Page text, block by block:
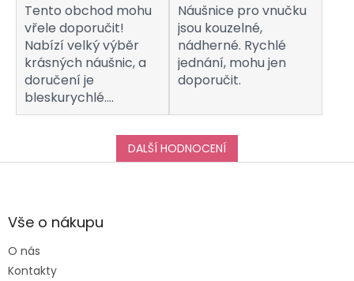
Tento obchod mohu
vřele doporučit!
Nabízí velký výběr
krásných náušnic, a
doručení je
bleskurychlé.
Komunikaci s
obchodem hodnotím
taktéž na jedničku!
Děkuji za vše, a určitě
Náušnice pro vnučku
jsou kouzelné,
nádherné. Rychlé
jednání, mohu jen
doporučit.
DALŠÍ HODNOCENÍ
Z
aVše o nákupu
O nás
Kontakty